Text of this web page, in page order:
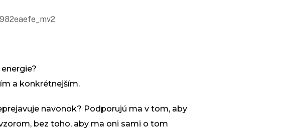
a konkrétnejším.
navonok? Podporujú ma v tom, aby
bez toho, aby ma oni sami o tom